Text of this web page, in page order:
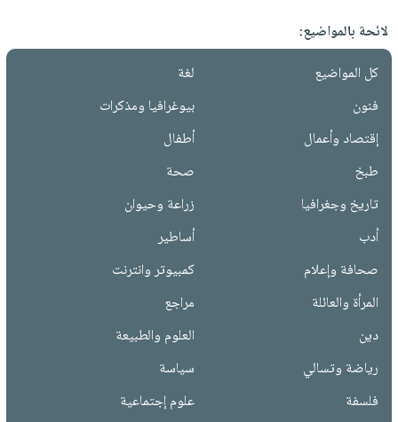
لائحة بالمواضيع:
كل المواضيع
لغة
فنون
بيوغرافيا ومذكرات
إقتصاد وأعمال
أطفال
طبخ
صحة
تاريخ وجغرافيا
زراعة وحيوان
أدب
أساطير
صحافة وإعلام
كمبيوتر وانترنت
المرأة والعائلة
مراجع
دين
العلوم والطبيعة
رياضة وتسالي
سياسة
فلسفة
علوم إجتماعية